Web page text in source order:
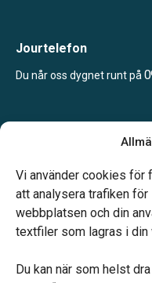
Vi använder cookies för
att analysera trafiken
webbplatsen och din
textfiler som lagras i din
Du kan när som helst
Jourtelefon
Du når oss dygnet runt på
Lunchstängt 12.00 – 12.45